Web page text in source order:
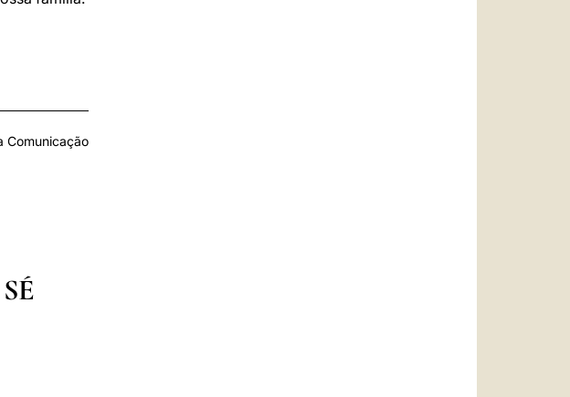
Comunicação